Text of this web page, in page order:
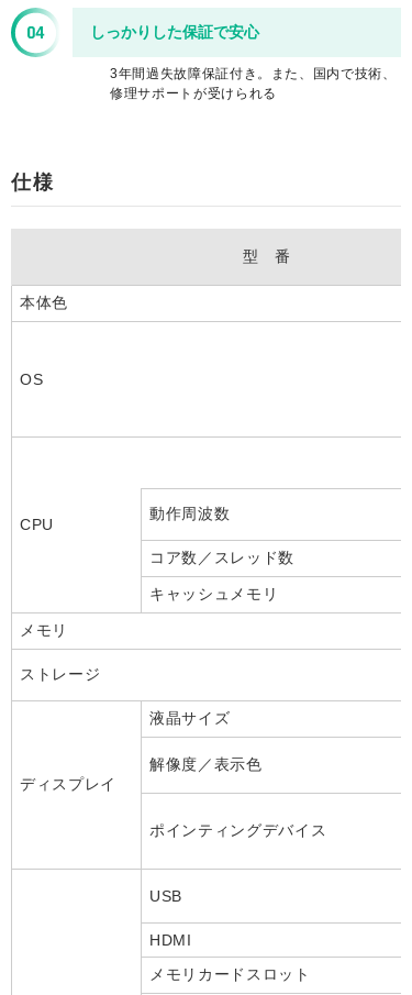
しっかりした保証で安心
3年間過失故障保証付き。また、国内で技術、
修理サポートが受けられる
仕様
型 番
本体色
OS
CPU
動作周波数
コア数／スレッド数
キャッシュメモリ
メモリ
ストレージ
ディスプレイ
液晶サイズ
解像度／表示色
ポインティングデバイス
USB
HDMI
メモリカードスロット